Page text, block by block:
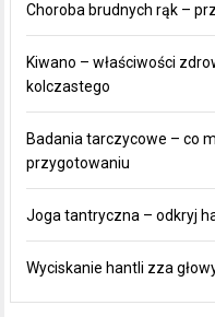
Choroba brudnych rąk –
Kiwano – właściwości
kolczastego
Badania tarczycowe – co
przygotowaniu
Joga tantryczna – odkryj
Wyciskanie hantli zza